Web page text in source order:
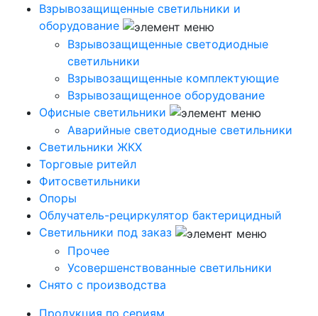
Взрывозащищенные светильники и
оборудование
Взрывозащищенные светодиодные
светильники
Взрывозащищенные комплектующие
Взрывозащищенное оборудование
Офисные светильники
Аварийные светодиодные светильники
Светильники ЖКХ
Торговые ритейл
Фитосветильники
Опоры
Облучатель-рециркулятор бактерицидный
Светильники под заказ
Прочее
Усовершенствованные светильники
Снято с производства